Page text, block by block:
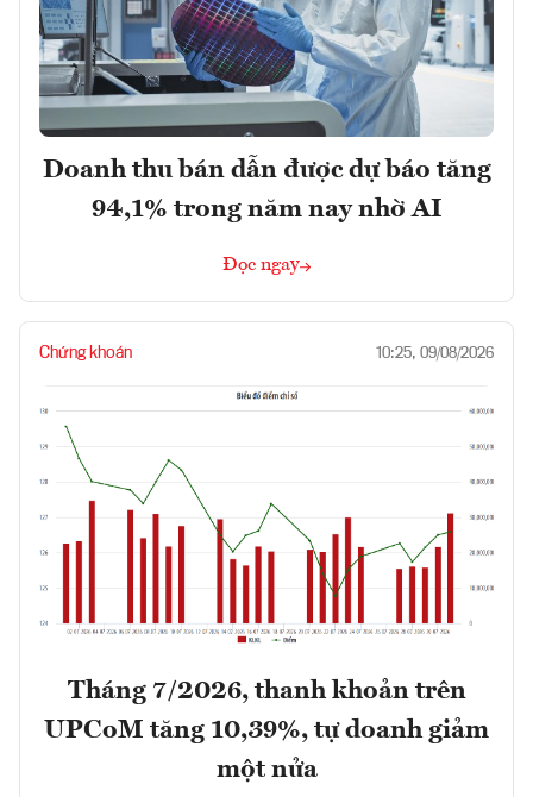
Doanh thu bán dẫn được dự báo tăng
94,1% trong năm nay nhờ AI
Đọc ngay
Chứng khoán 10:25, 09/08/2026
Tháng 7/2026, thanh khoản trên
UPCoM tăng 10,39%, tự doanh giảm
một nửa